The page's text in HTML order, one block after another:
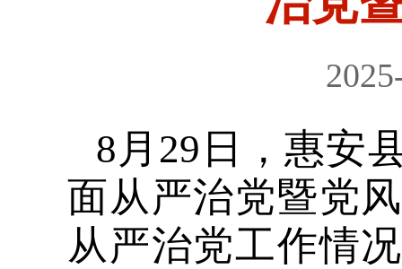
8月29日，惠安
面从严治党暨党
从严治党工作情